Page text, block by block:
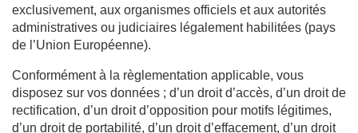
exclusivement, aux organismes officiels et aux autorités
administratives ou judiciaires légalement habilitées (pays
de l’Union Européenne).
Conformément à la règlementation applicable, vous
disposez sur vos données ; d’un droit d’accès, d’un droit de
rectification, d’un droit d’opposition pour motifs légitimes,
d’un droit de portabilité, d’un droit d’effacement, d’un droit